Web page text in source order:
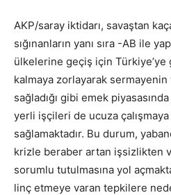
AKP/saray iktidarı, savaştan
sığınanların yanı sıra -AB ile
ülkelerine geçiş için
kalmaya zorlayarak
sağladığı gibi emek
yerli işçileri de ucuza
sağlamaktadır. Bu durum,
krizle beraber artan işsizlikten
sorumlu tutulmasına yol
linç etmeye varan tepkilere